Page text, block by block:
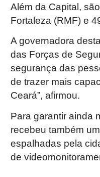
Além da Capital,
Fortaleza (RMF) e
A governadora
das Forças de
segurança das
de trazer mais
Ceará”, afirmou.
Para garantir ainda
recebeu também
espalhadas pela
de